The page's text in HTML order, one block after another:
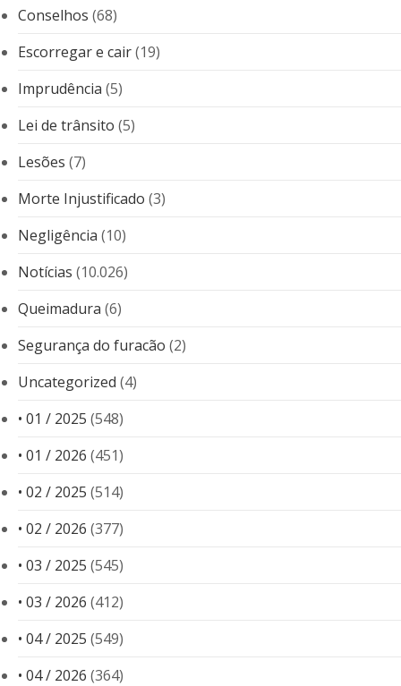
Conselhos (68)
Escorregar e cair(19)
Imprudência (5)
Lei de trânsito (5)
Lesões (7)
Morte Injustificado (3)
Negligência (10)
Notícias (10.026)
Queimadura (6)
Segurança do furacão (2)
Uncategorized (4)
• 01 / 2025 (548)
• 01 / 2026 (451)
• 02 / 2025 (514)
• 02 / 2026 (377)
• 03 / 2025 (545)
• 03 / 2026 (412)
• 04 / 2025 (549)
• 04 / 2026 (364)